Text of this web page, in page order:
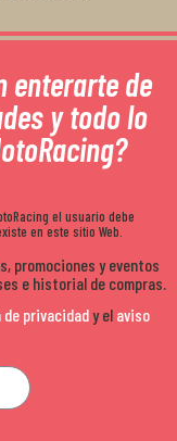
enterarte de
y todo lo
el usuario debe
en este sitio Web.
promociones y eventos
e historial de compras.
privacidady el aviso